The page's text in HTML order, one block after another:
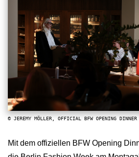
© JEREMY MÖLLER, OFFICIAL BFW OPENING DINNER
Mit dem offiziellen BFW Opening